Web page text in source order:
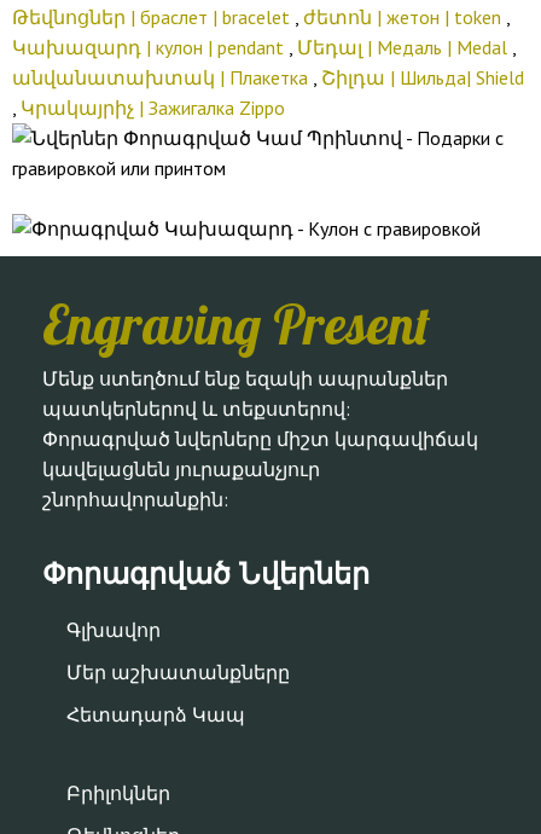
Թեվնոցներ | браслет | bracelet , ժետոն | жетон | token ,
Կախազարդ | кулон | pendant , Մեդալ | Медаль | Medal ,
անվանատախտակ | Плакетка , Շիլդա | Шильда| Shield
, Կրակայրիչ | Зажигалка Zippo
Engraving Present
Մենք ստեղծում ենք եզակի ապրանքներ
պատկերներով և տեքստերով:
Փորագրված նվերները միշտ կարգավիճակ
կավելացնեն յուրաքանչյուր
շնորհավորանքին:
Փորագրված Նվերներ
Գլխավոր
Մեր աշխատանքները
Հետադարձ Կապ
Բրիլոկներ